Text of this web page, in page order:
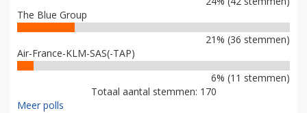
The Blue Group
21% (36 stemmen)
Air-France-KLM-SAS(-TAP)
6% (11 stemmen)
Totaal aantal stemmen: 170
Meer polls